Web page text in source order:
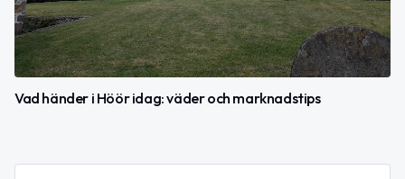
Vad händer i Höör idag: väder och marknadstips